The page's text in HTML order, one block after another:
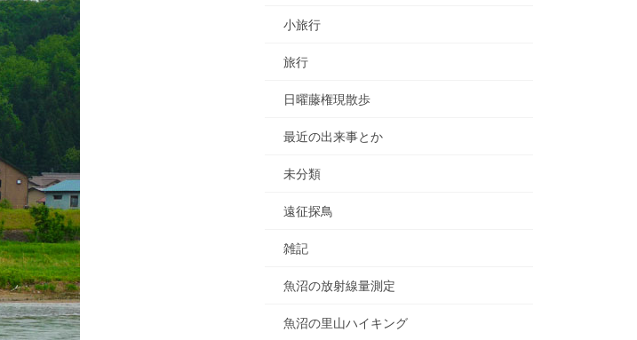
小旅行
旅行
日曜藤権現散歩
最近の出来事とか
未分類
遠征探鳥
雑記
魚沼の放射線量測定
魚沼の里山ハイキング